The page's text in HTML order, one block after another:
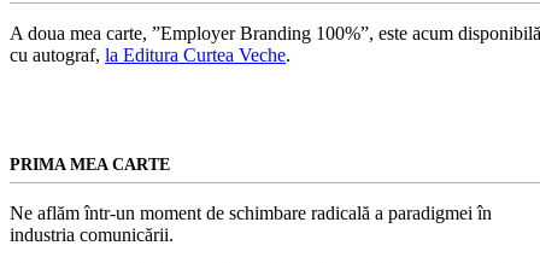
A doua mea carte, ”Employer Branding 100%”, este acum
cu autograf, la Editura Curtea Veche.
PRIMA MEA CARTE
Ne aflăm într-un moment de schimbare radicală a paradigmei în
industria comunicării.